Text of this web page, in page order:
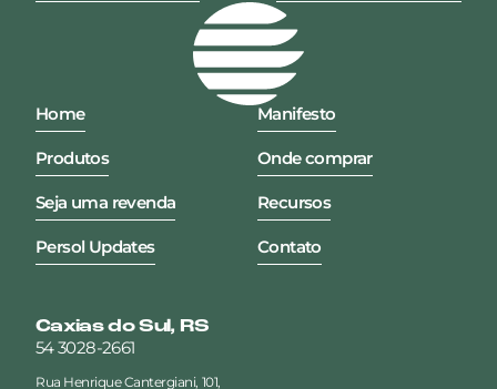
Home Manifesto
Produtos Onde comprar
Seja uma revenda Recursos
Persol Updates Contato
Caxias do Sul, RS
54 3028-2661
Rua Henrique Cantergiani, 101,